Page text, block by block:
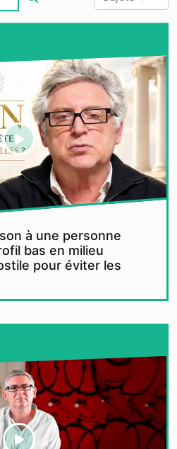
à une personne
bas en milieu
pour éviter les